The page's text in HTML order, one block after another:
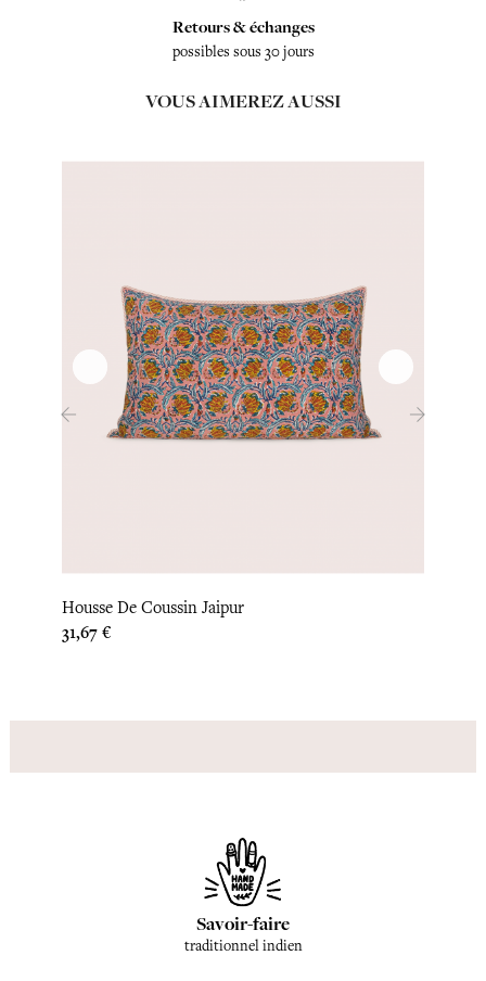
Retours & échanges
possibles sous 30 jours
VOUS AIMEREZ AUSSI
Housse De Coussin Jaipur
Prix
31,67 €
Savoir-faire
traditionnel indien